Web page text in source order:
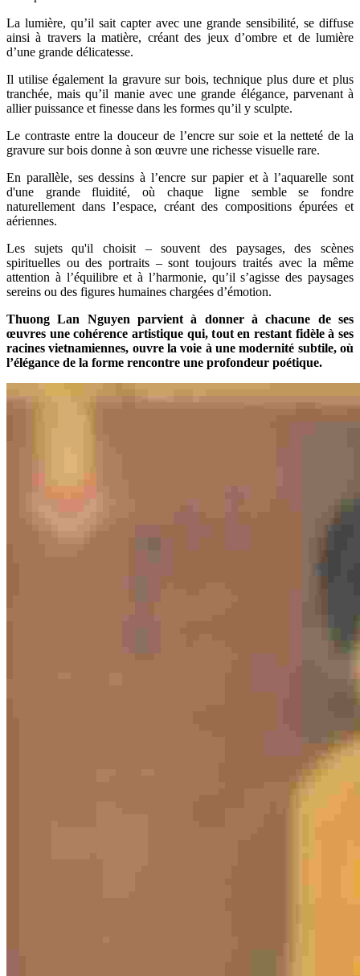
La lumière, qu’il sait capter avec une grande sensibilité, se diffuse
ainsi à travers la matière, créant des jeux d’ombre et de lumière
d’une grande délicatesse.
Il utilise également la gravure sur bois, technique plus dure et plus
tranchée, mais qu’il manie avec une grande élégance, parvenant à
allier puissance et finesse dans les formes qu’il y sculpte.
Le contraste entre la douceur de l’encre sur soie et la netteté de la
gravure sur bois donne à son œuvre une richesse visuelle rare.
En parallèle, ses dessins à l’encre sur papier et à l’aquarelle sont
d'une grande fluidité, où chaque ligne semble se fondre
naturellement dans l’espace, créant des compositions épurées et
aériennes.
Les sujets qu'il choisit – souvent des paysages, des scènes
spirituelles ou des portraits – sont toujours traités avec la même
attention à l’équilibre et à l’harmonie, qu’il s’agisse des paysages
sereins ou des figures humaines chargées d’émotion.
Thuong Lan Nguyen parvient à donner à chacune de ses
œuvres une cohérence artistique qui, tout en restant fidèle à ses
racines vietnamiennes, ouvre la voie à une modernité subtile, où
l’élégance de la forme rencontre une profondeur poétique.